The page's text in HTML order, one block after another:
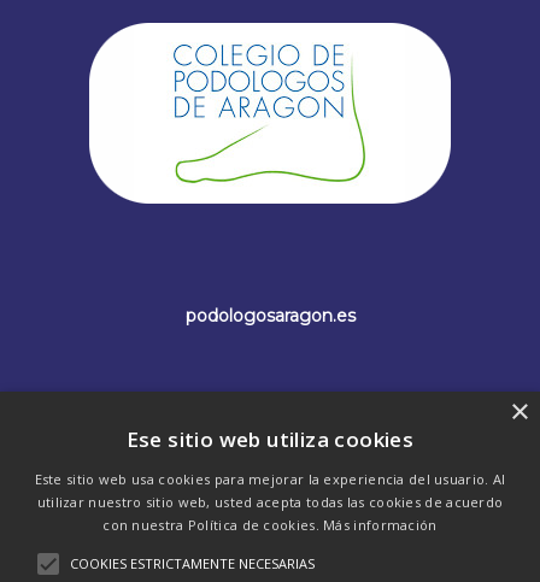
podologosaragon.es
×
Ese sitio web utiliza cookies
Este sitio web usa cookies para mejorar la experiencia del usuario. Al
utilizar nuestro sitio web, usted acepta todas las cookies de acuerdo
con nuestra Política de cookies. Más información
COOKIES ESTRICTAMENTE NECESARIAS